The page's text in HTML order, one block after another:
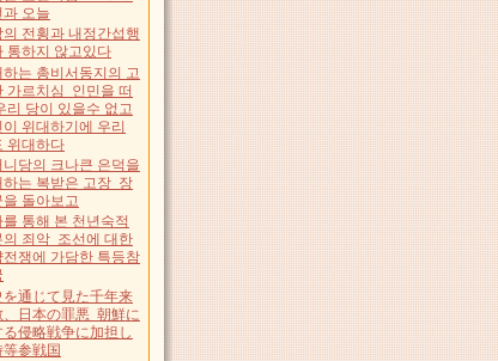
과 오늘
의 전횡과 내정간섭행
통하지 않고있다
하는 총비서동지의 고
가르치심 인민을 떠
리 당이 있을수 없고
이 위대하기에 우리
위대하다
니당의 크나큰 은덕을
하는 복받은 고장 장
을 돌아보고
를 통해 본 천년숙적
의 죄악 조선에 대한
전쟁에 가담한 특등참
を通じて見た千年来
、日本の罪悪 朝鮮に
る侵略戦争に加担し
等参戦国